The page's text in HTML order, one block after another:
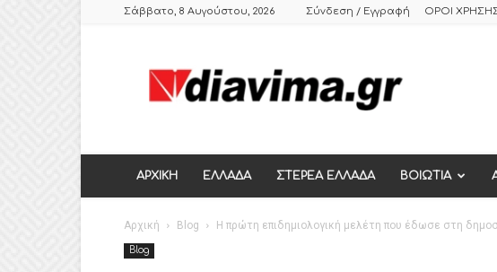
Σάββατο, 8 Αυγούστου, 2026 Σύνδεση / Εγγραφή ΟΡΟΙ
ΕΒΔΟΜΑΔΙΑΙΑ
ΠΟΛΙΤΙΚΗ
ΕΛΛΑΔΑΣ,
ΘΗΒΑ
ΑΡΧΙΚΗ ΕΛΛΑΔΑ ΣΤΕΡΕΑ ΕΛΛΑΔΑ ΒΟΙΩΤΙΑ
Αρχική Blog Η πρώτη επιδημιολογική μελέτη που έδωσε στη
Blog